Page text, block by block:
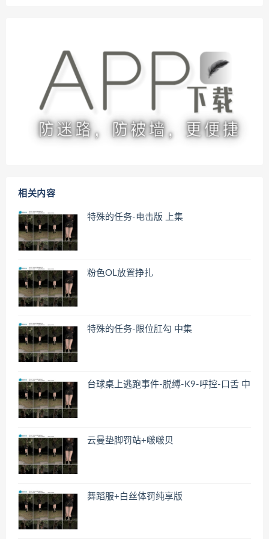
相关内容
特殊的任务-电击版 上集
粉色OL放置挣扎
特殊的任务-限位肛勾 中集
台球桌上逃跑事件-脱缚-K9-呼控-口舌 中
云曼垫脚罚站+啵啵贝
舞蹈服+白丝体罚纯享版